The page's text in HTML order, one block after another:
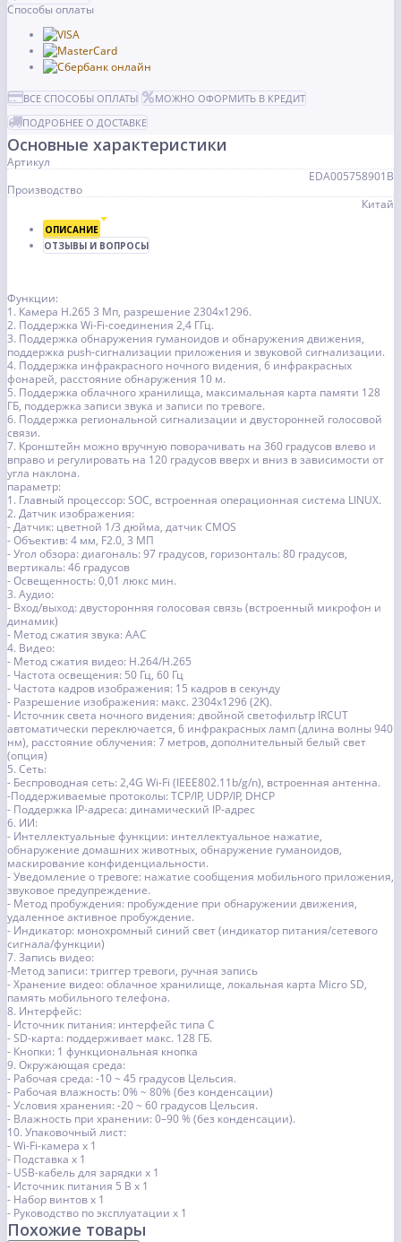
Способы оплаты
ВСЕ СПОСОБЫ ОПЛАТЫ
МОЖНО ОФОРМИТЬ В КРЕДИТ
ПОДРОБНЕЕ О ДОСТАВКЕ
Основные характеристики
Артикул
EDA005758901B
Производство
Китай
ОПИСАНИЕ
ОТЗЫВЫ И ВОПРОСЫ
Функции:
1. Камера H.265 3 Мп, разрешение 2304x1296.
2. Поддержка Wi-Fi-соединения 2,4 ГГц.
3. Поддержка обнаружения гуманоидов и обнаружения движения,
поддержка push-сигнализации приложения и звуковой сигнализации.
4. Поддержка инфракрасного ночного видения, 6 инфракрасных
фонарей, расстояние обнаружения 10 м.
5. Поддержка облачного хранилища, максимальная карта памяти 128
ГБ, поддержка записи звука и записи по тревоге.
6. Поддержка региональной сигнализации и двусторонней голосовой
связи.
7. Кронштейн можно вручную поворачивать на 360 градусов влево и
вправо и регулировать на 120 градусов вверх и вниз в зависимости от
угла наклона.
параметр:
1. Главный процессор: SOC, встроенная операционная система LINUX.
2. Датчик изображения:
- Датчик: цветной 1/3 дюйма, датчик CMOS
- Объектив: 4 мм, F2.0, 3 МП
- Угол обзора: диагональ: 97 градусов, горизонталь: 80 градусов,
вертикаль: 46 градусов
- Освещенность: 0,01 люкс мин.
3. Аудио:
- Вход/выход: двусторонняя голосовая связь (встроенный микрофон и
динамик)
- Метод сжатия звука: AAC
4. Видео:
- Метод сжатия видео: H.264/H.265
- Частота освещения: 50 Гц, 60 Гц
- Частота кадров изображения: 15 кадров в секунду
- Разрешение изображения: макс. 2304x1296 (2K).
- Источник света ночного видения: двойной светофильтр IRCUT
автоматически переключается, 6 инфракрасных ламп (длина волны 940
нм), расстояние облучения: 7 метров, дополнительный белый свет
(опция)
5. Сеть:
- Беспроводная сеть: 2,4G Wi-Fi (IEEE802.11b/g/n), встроенная антенна.
-Поддерживаемые протоколы: TCP/IP, UDP/IP, DHCP
- Поддержка IP-адреса: динамический IP-адрес
6. ИИ:
- Интеллектуальные функции: интеллектуальное нажатие,
обнаружение домашних животных, обнаружение гуманоидов,
маскирование конфиденциальности.
- Уведомление о тревоге: нажатие сообщения мобильного приложения,
звуковое предупреждение.
- Метод пробуждения: пробуждение при обнаружении движения,
удаленное активное пробуждение.
- Индикатор: монохромный синий свет (индикатор питания/сетевого
сигнала/функции)
7. Запись видео:
-Метод записи: триггер тревоги, ручная запись
- Хранение видео: облачное хранилище, локальная карта Micro SD,
память мобильного телефона.
8. Интерфейс:
- Источник питания: интерфейс типа C
- SD-карта: поддерживает макс. 128 ГБ.
- Кнопки: 1 функциональная кнопка
9. Окружающая среда:
- Рабочая среда: -10 ~ 45 градусов Цельсия.
- Рабочая влажность: 0% ~ 80% (без конденсации)
- Условия хранения: -20 ~ 60 градусов Цельсия.
- Влажность при хранении: 0–90 % (без конденсации).
10. Упаковочный лист:
- Wi-Fi-камера х 1
- Подставка х 1
- USB-кабель для зарядки x 1
- Источник питания 5 В х 1
- Набор винтов x 1
- Руководство по эксплуатации х 1
Похожие товары